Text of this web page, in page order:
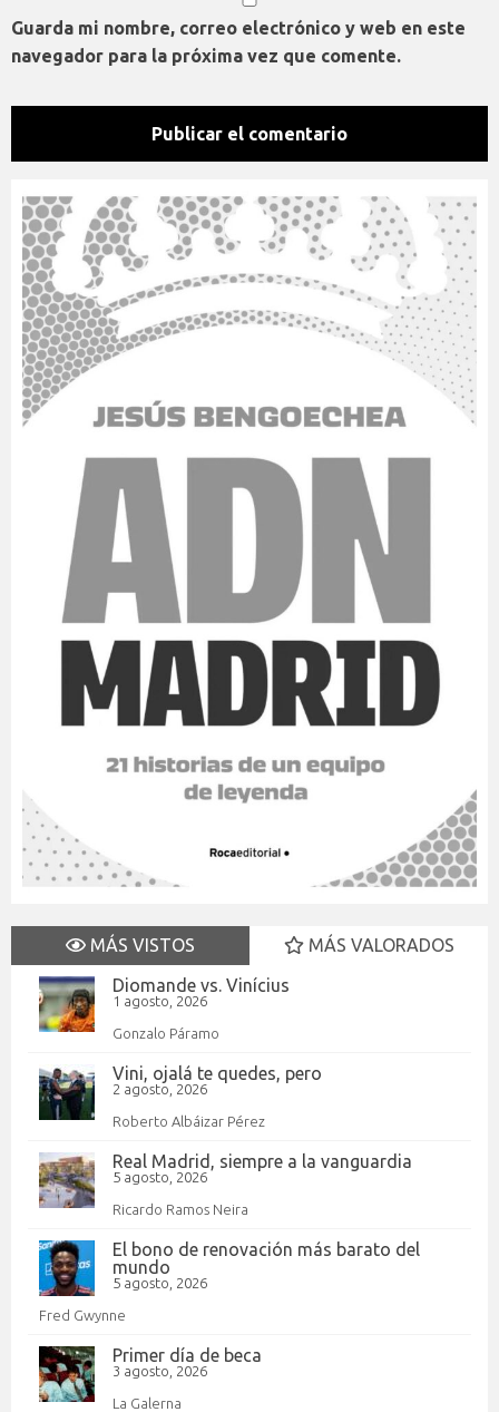
Guarda mi nombre, correo electrónico y web en este
navegador para la próxima vez que comente.
MÁS VISTOS
MÁS VALORADOS
Diomande vs. Vinícius
1 agosto, 2026
Gonzalo Páramo
Vini, ojalá te quedes, pero
2 agosto, 2026
Roberto Albáizar Pérez
Real Madrid, siempre a la vanguardia
5 agosto, 2026
Ricardo Ramos Neira
El bono de renovación más barato del
mundo
5 agosto, 2026
Fred Gwynne
Primer día de beca
3 agosto, 2026
La Galerna